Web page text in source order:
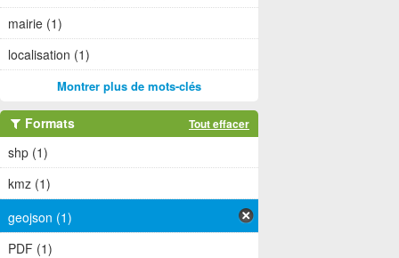
mairie (1)
localisation (1)
Montrer plus de mots-clés
Formats Tout effacer
shp (1)
kmz (1)
geojson (1)
PDF (1)